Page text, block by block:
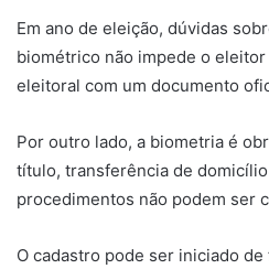
Em ano de eleição, dúvidas
biométrico não impede o
eleitoral com um documento
Por outro lado, a biometria é
título, transferência de
procedimentos não podem ser
O cadastro pode ser iniciado